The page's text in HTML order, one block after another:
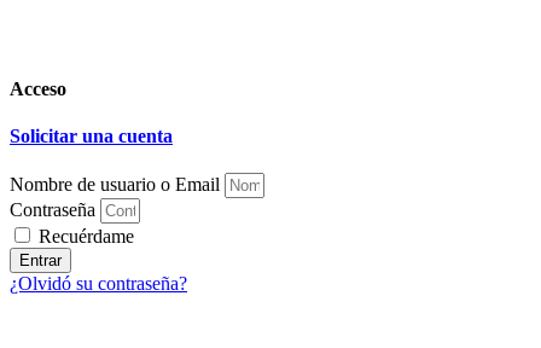
Acceso
Solicitar una cuenta
Nombre de usuario o Email
Contraseña
Recuérdame
Entrar
¿Olvidó su contraseña?